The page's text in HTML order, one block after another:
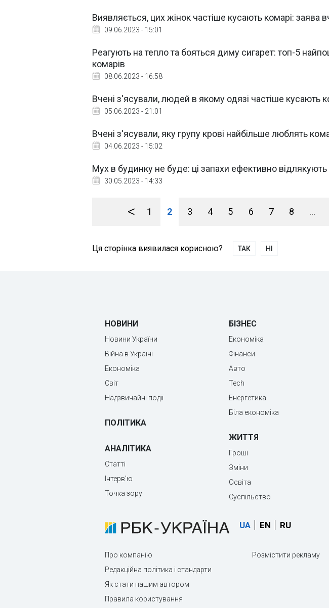
Виявляється, цих жінок частіше кусають комарі: заява
09.06.2023 - 15:01
Реагують на тепло та бояться диму сигарет: топ-5
комарів
08.06.2023 - 16:58
Вчені з'ясували, людей в якому одязі частіше кусають
05.06.2023 - 21:01
Вчені з'ясували, яку групу крові найбільше люблять
04.06.2023 - 15:02
Мух в будинку не буде: ці запахи ефективно
30.05.2023 - 14:33
< 1 2 3 4 5 6 7 8 ...
Ця сторінка виявилася корисною? ТАК НІ
НОВИНИ
Новини України
Війна в Україні
Економіка
Світ
Надзвичайні події
ПОЛІТИКА
АНАЛІТИКА
Статті
Інтерв'ю
Точка зору
БІЗНЕС
Економіка
Фінанси
Авто
Tech
Енергетика
Біла економіка
ЖИТТЯ
Гроші
Зміни
Освіта
Суспільство
UA EN RU
Про компанію
Редакційна політика і стандарти
Як стати нашим автором
Правила користування
Розмістити рекламу